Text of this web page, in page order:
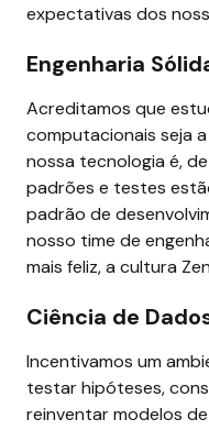
expectativas dos
Engenharia
Acreditamos que
computacionais seja
nossa tecnologia é,
padrões e testes
padrão de
nosso time de
mais feliz, a cultura
Ciência de
Incentivamos um
testar hipóteses,
reinventar modelos